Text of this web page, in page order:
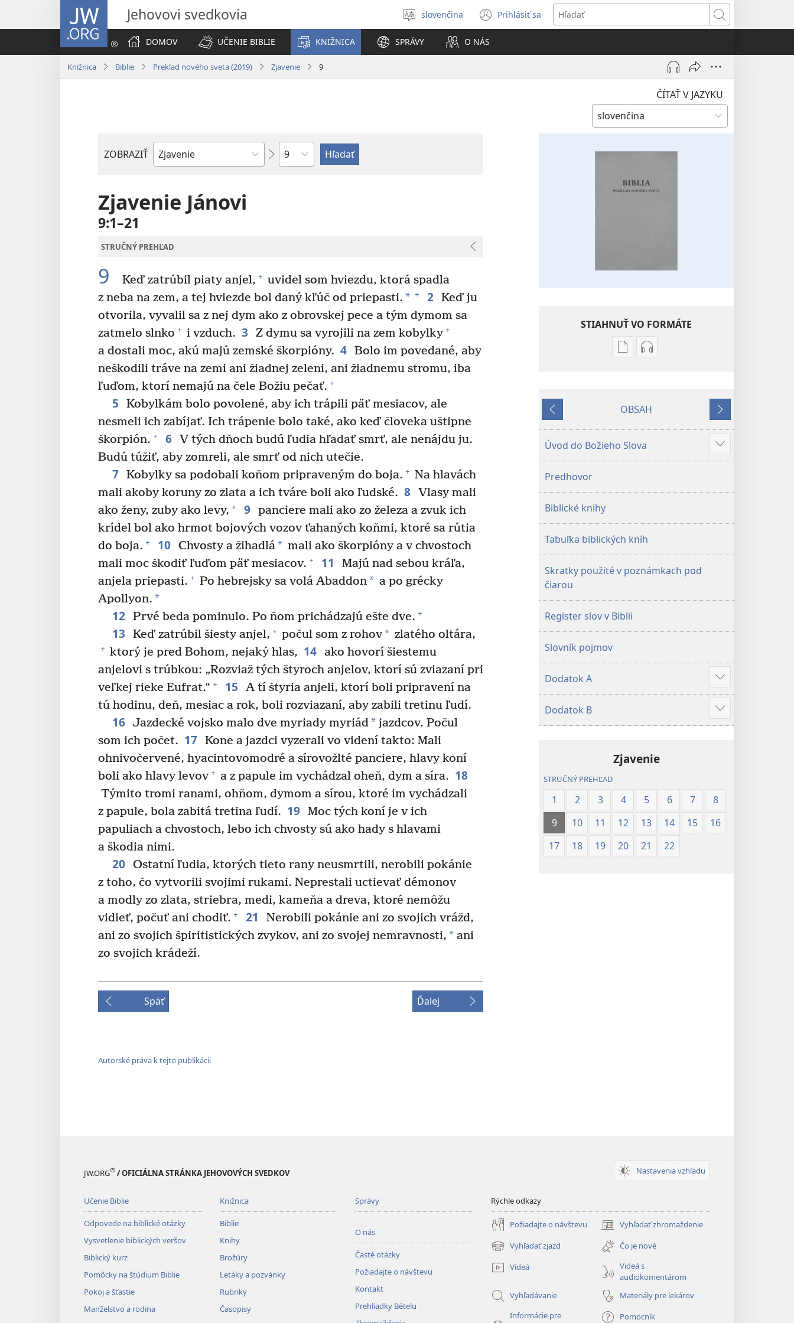
JW.ORG Jehovovi svedkovia
Výber
jazyka
slovenčina Prihlásiť sa
(otvorí
nové
Hľadať
DOMOV
UČENIE BIBLIE KNIŽNICA SPRÁVY O NÁS
Knižnica Biblie Preklad nového sveta (2019) Zjavenie 9
ČÍTAŤ V JAZYKU
ZOBRAZIŤ
Biblická
Kapitola
Zjavenie Jánovi
9:1–21
STRUČNÝ PREHĽAD
9 Keď zatrúbil piaty anjel, + uvidel som hviezdu, ktorá spadla
z neba na zem, a tej hviezde bol daný kľúč od priepasti. * + 2 Keď ju
otvorila, vyvalil sa z nej dym ako z obrovskej pece a tým dymom sa
zatmelo slnko + i vzduch. 3 Z dymu sa vyrojili na zem kobylky +
a dostali moc, akú majú zemské škorpióny. 4 Bolo im povedané, aby
neškodili tráve na zemi ani žiadnej zeleni, ani žiadnemu stromu, iba
ľuďom, ktorí nemajú na čele Božiu pečať. +
5
Kobylkám bolo povolené, aby ich trápili päť mesiacov, ale
nesmeli ich zabíjať. Ich trápenie bolo také, ako keď človeka uštipne
škorpión. + 6 V tých dňoch budú ľudia hľadať smrť, ale nenájdu ju.
Budú túžiť, aby zomreli, ale smrť od nich utečie.
7 Kobylky sa podobali koňom pripraveným do boja. + Na hlavách
mali akoby koruny zo zlata a ich tváre boli ako ľudské. 8 Vlasy mali
ako ženy, zuby ako levy, + 9 panciere mali ako zo železa a zvuk ich
krídel bol ako hrmot bojových vozov ťahaných koňmi, ktoré sa rútia
do boja. + 10 Chvosty a žihadlá* mali ako škorpióny a v chvostoch
mali moc škodiť ľuďom päť mesiacov. + 11
Majú nad sebou kráľa,
anjela priepasti. + Po hebrejsky sa volá Abaddon* a po grécky
Apollyon. *
12 Prvé beda pominulo. Po ňom prichádzajú ešte dve. +
13 Keď zatrúbil šiesty anjel, + počul som z rohov* zlatého oltára,
+ ktorý je pred Bohom, nejaký hlas, 14 ako hovorí šiestemu
anjelovi s trúbkou: „Rozviaž tých štyroch anjelov, ktorí sú zviazaní pri
veľkej rieke Eufrat.“ + 15
A tí štyria anjeli, ktorí boli pripravení na
tú hodinu, deň, mesiac a rok, boli rozviazaní, aby zabili tretinu ľudí.
16 Jazdecké vojsko malo dve myriady myriád*jazdcov. Počul
som ich počet. 17 Kone a jazdci vyzerali vo videní takto: Mali
ohnivočervené, hyacintovomodré a sírovožlté panciere, hlavy koní
boli ako hlavy levov + a z papule im vychádzal oheň, dym a síra. 18
Týmito tromi ranami, ohňom, dymom a sírou, ktoré im vychádzali
z papule, bola zabitá tretina ľudí. 19 Moc tých koní je v ich
papuliach a chvostoch, lebo ich chvosty sú ako hady s hlavami
a škodia nimi.
20 Ostatní ľudia, ktorých tieto rany neusmrtili, nerobili pokánie
z toho, čo vytvorili svojimi rukami. Neprestali uctievať démonov
a modly zo zlata, striebra, medi, kameňa a dreva, ktoré nemôžu
vidieť, počuť ani chodiť. + 21
Nerobili pokánie ani zo svojich vrážd,
ani zo svojich špiritistických zvykov, ani zo svojej nemravnosti, * ani
zo svojich krádeží.
Späť Ďalej
Autorské práva k tejto publikácii
STIAHNUŤ VO FORMÁTE
Možnosti
Biblia
Preklad
nového
Možnosti
–
Späť
OBSAH
Ďalej
Úvod do Božieho Slova
Zobraziť
viac
Predhovor
Biblické knihy
Tabuľka biblických kníh
Skratky použité v poznámkach pod
čiarou
Register slov v Biblii
Slovník pojmov
Dodatok A
Zobraziť
viac
Dodatok B
Zobraziť
viac
Zjavenie
STRUČNÝ PREHĽAD
1 2 3 4 5 6 7
8
9
10 11 12 13 14 15
16
17
18 19 20 21 22
JW.ORG® / OFICIÁLNA STRÁNKA JEHOVOVÝCH SVEDKOV Nastavenia vzhľadu
Učenie Biblie
Odpovede na biblické otázky
Vysvetlenie biblických veršov
Biblický kurz
Pomôcky na štúdium Biblie
Pokoj a šťastie
Manželstvo a rodina
Knižnica
Biblie
Knihy
Brožúry
Letáky a pozvánky
Rubriky
Časopisy
Správy
O nás
Časté otázky
Požiadajte o návštevu
Kontakt
Prehliadky Bételu
Rýchle odkazy
Požiadajte o návštevu Vyhľadať zhromaždenie
(otvorí
nové
okno)
Vyhľadať zjazd
(otvorí
nové
okno)
Čo je nové
Videá
Videá s
audiokomentárom
Vyhľadávanie
Materiály pre lekárov
Informácie pre
Pomocník